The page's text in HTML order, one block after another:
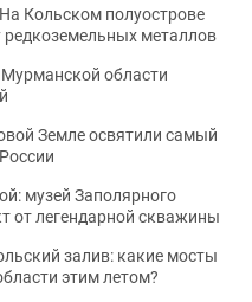
Кольском полуострове
металлов
области
Земле освятили самый
музей Заполярного
от легендарной скважины
залив: какие мосты
этим летом?